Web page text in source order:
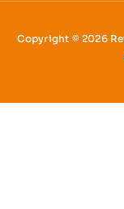
Copyright © 2026